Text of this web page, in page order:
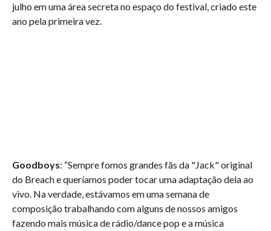
julho em uma área secreta no espaço do festival, criado este
ano pela primeira vez.
Goodboys: “Sempre fomos grandes fãs da "Jack" original
do Breach e queríamos poder tocar uma adaptação dela ao
vivo. Na verdade, estávamos em uma semana de
composição trabalhando com alguns de nossos amigos
fazendo mais música de rádio/dance pop e a música